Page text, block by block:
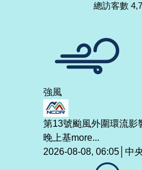
總訪客數
強風
第13號颱風外圍環流影
晚上基more...
2026-08-08, 06:05│中